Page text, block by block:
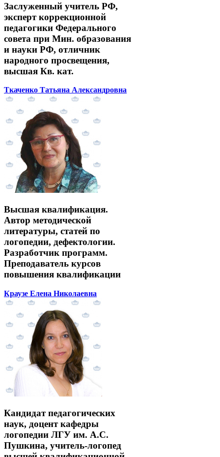
Заслуженный учитель РФ,
эксперт коррекционной
педагогики Федерального
совета при Мин. образования
и науки РФ, отличник
народного просвещения,
высшая Кв. кат.
Ткаченко Татьяна Александровна
Высшая квалификация.
Автор методической
литературы, статей по
логопедии, дефектологии.
Разработчик программ.
Преподаватель курсов
повышения квалификации
Краузе Елена Николаевна
Кандидат педагогических
наук, доцент кафедры
логопедии ЛГУ им. А.С.
Пушкина, учитель-логопед